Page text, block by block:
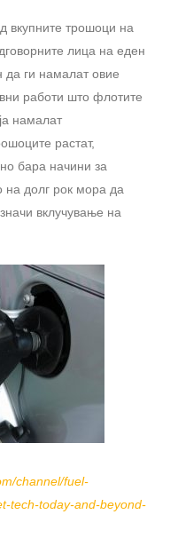
вкупните трошоци на
лица на еден
да ги намалат овие
работи што флотите
намалат
растат,
бара начини за
на долг рок мора да
вклучување на
channel/fuel-
tech-today-and-beyond-